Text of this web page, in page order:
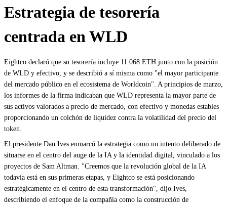
Estrategia de tesorería
centrada en WLD
Eightco declaró que su tesorería incluye 11.068 ETH junto con la posición
de WLD y efectivo, y se describió a sí misma como "el mayor participante
del mercado público en el ecosistema de Worldcoin". A principios de marzo,
los informes de la firma indicaban que WLD representa la mayor parte de
sus activos valorados a precio de mercado, con efectivo y monedas estables
proporcionando un colchón de liquidez contra la volatilidad del precio del
token.
El presidente Dan Ives enmarcó la estrategia como un intento deliberado de
situarse en el centro del auge de la IA y la identidad digital, vinculado a los
proyectos de Sam Altman. "Creemos que la revolución global de la IA
todavía está en sus primeras etapas, y Eightco se está posicionando
estratégicamente en el centro de esta transformación", dijo Ives,
describiendo el enfoque de la compañía como la construcción de